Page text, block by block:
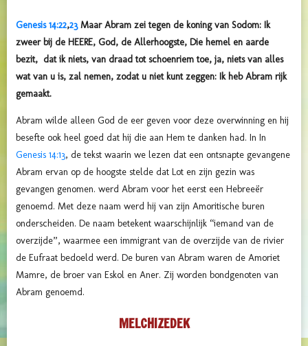
Genesis 14:22,23Maar Abram zei tegen de koning van Sodom: Ik
zweer bij de HEERE, God, de Allerhoogste, Die hemel en aarde
bezit, dat ik niets, van draad tot schoenriem toe, ja, niets van alles
wat van u is, zal nemen, zodat u niet kunt zeggen: Ik heb Abram rijk
gemaakt.
Abram wilde alleen God de eer geven voor deze overwinning en hij
besefte ook heel goed dat hij die aan Hem te danken had. In In
Genesis 14:13, de tekst waarin we lezen dat een ontsnapte gevangene
Abram ervan op de hoogste stelde dat Lot en zijn gezin was
gevangen genomen. werd Abram voor het eerst een Hebreeër
genoemd. Met deze naam werd hij van zijn Amoritische buren
onderscheiden. De naam betekent waarschijnlijk “iemand van de
overzijde”, waarmee een immigrant van de overzijde van de rivier
de Eufraat bedoeld werd. De buren van Abram waren de Amoriet
Mamre, de broer van Eskol en Aner. Zij worden bondgenoten van
Abram genoemd.
MELCHIZEDEK